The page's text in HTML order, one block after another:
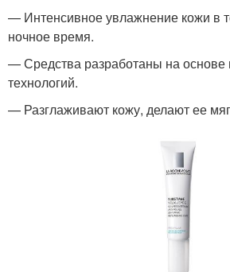
— Интенсивное увлажнение кожи в
ночное время.
— Средства разработаны на основе
технологий.
— Разглаживают кожу, делают ее